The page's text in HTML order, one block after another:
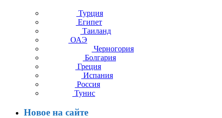
Турция
Египет
Таиланд
ОАЭ
Черногория
Болгария
Греция
Испания
Россия
Тунис
Новое на сайте